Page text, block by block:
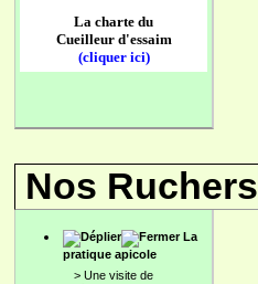
La charte du
Cueilleur d'essaim
(cliquer ici)
Nos Ruchers
La
pratique apicole
> Une visite de